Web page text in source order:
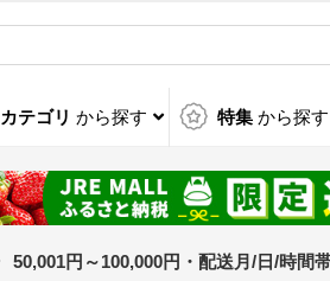
カテゴリ から探す 特集 から探す
50,001円～100,000円・配送月/日/時間